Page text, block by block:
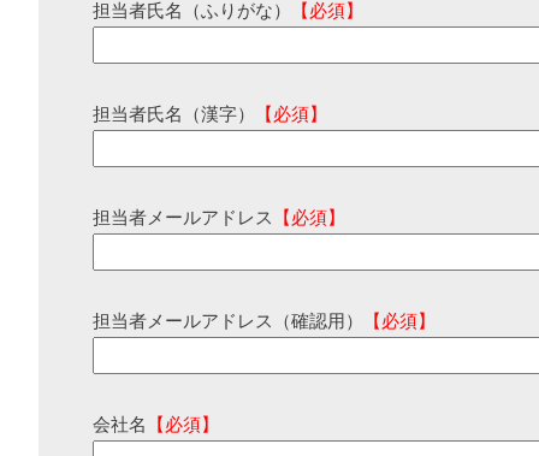
担当者氏名（ふりがな） 【必須】
担当者氏名（漢字） 【必須】
担当者メールアドレス 【必須】
担当者メールアドレス（確認用） 【必須】
会社名 【必須】